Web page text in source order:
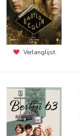
Verlanglijst